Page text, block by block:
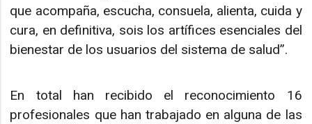
que acompaña, escucha, consuela, alienta, cuida y
cura, en definitiva, sois los artífices esenciales del
bienestar de los usuarios del sistema de salud”.
En total han recibido el reconocimiento 16
profesionales que han trabajado en alguna de las